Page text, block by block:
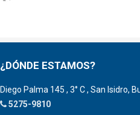
¿DÓNDE ESTAMOS?
Diego Palma 145 , 3° C , San Isidro,
5275-9810